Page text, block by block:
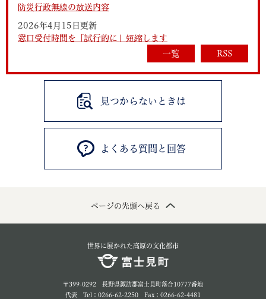
防災行政無線の放送内容
2026年4月15日更新
窓口受付時間を「試行的に」短縮します
一覧
RSS
見つからないときは
よくある質問と回答
ページの先頭へ戻る
世界に展かれた高原の文化都市
〒399-0292 長野県諏訪郡富士見町落合10777番地
代表 Tel：0266-62-2250 Fax：0266-62-4481